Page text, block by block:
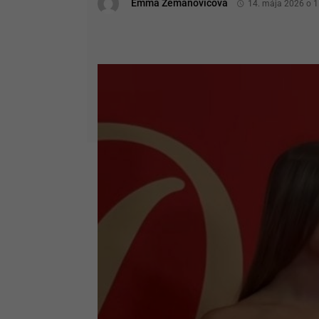
Emma Zemanovičová 14. mája 2026 o